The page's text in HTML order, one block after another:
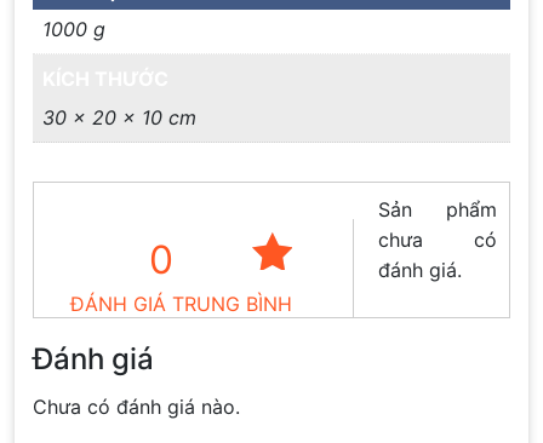
1000 g
30 × 20 × 10 cm
0
ĐÁNH GIÁ TRUNG BÌNH
Sản phẩm
chưa có
đánh giá.
Đánh giá
Chưa có đánh giá nào.